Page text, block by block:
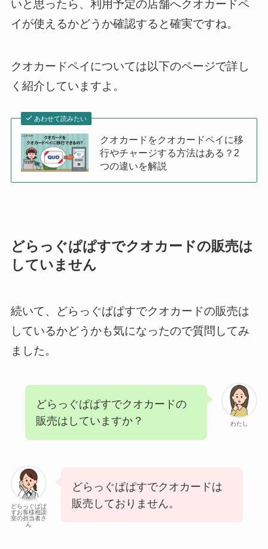
いと思ったら、利用予定の店舗へクオカードペ
イが使えるかどうか確認すると確実ですね。
クオカードペイについては以下のページで詳し
く紹介していますよ。
あわせて読みたい
クオカードをクオカードペイに移
行やチャージする方法はある？2
つの違いを解説
どらっぐぱぱすでクオカードの販売は
していません
続いて、どらっぐぱぱすでクオカードの販売は
しているかどうかも気になったので質問してみ
ました。
わたし
どらっぐぱぱすでクオカードの
販売はしていますか？
どらっぐぱぱ
すお客様相談
室の担当者さ
ん
どらっぐぱぱすでクオカードは
販売しておりません。